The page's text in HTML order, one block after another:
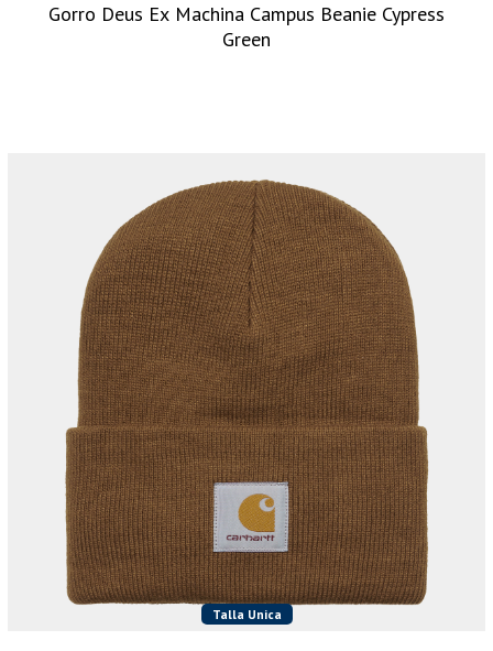
Gorro Deus Ex Machina Campus Beanie Cypress
Green
Talla Unica